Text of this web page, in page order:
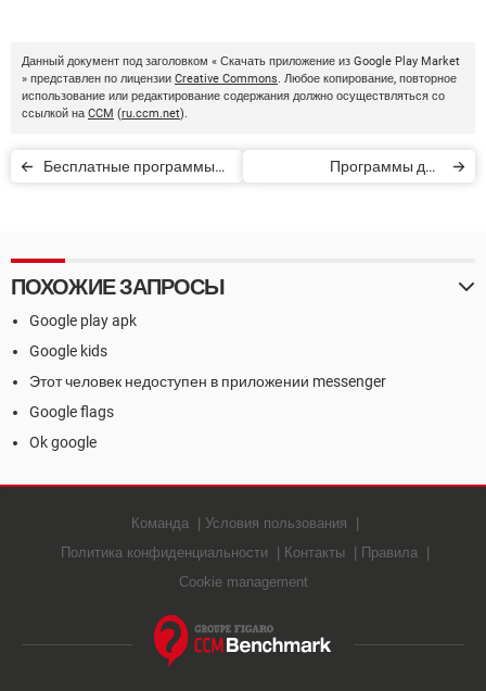
Данный документ под заголовком « Скачать приложение из Google Play Market
» представлен по лицензии Creative Commons. Любое копирование, повторное
использование или редактирование содержания должно осуществляться со
ссылкой на CCM (ru.ccm.net).
Бесплатные программы
Программы для
ПОХОЖИЕ ЗАПРОСЫ
Google play apk
Google kids
Этот человек недоступен в приложении messenger
Google flags
Ok google
Команда
Условия пользования
Политика конфиденциальности
Контакты
Правила
Cookie management